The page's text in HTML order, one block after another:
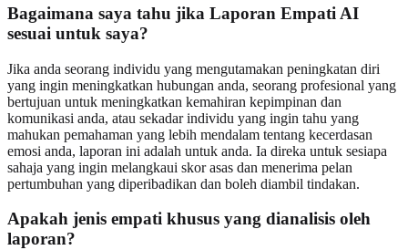
Bagaimana saya tahu jika Laporan Empati AI
sesuai untuk saya?
Jika anda seorang individu yang mengutamakan peningkatan diri
yang ingin meningkatkan hubungan anda, seorang profesional yang
bertujuan untuk meningkatkan kemahiran kepimpinan dan
komunikasi anda, atau sekadar individu yang ingin tahu yang
mahukan pemahaman yang lebih mendalam tentang kecerdasan
emosi anda, laporan ini adalah untuk anda. Ia direka untuk sesiapa
sahaja yang ingin melangkaui skor asas dan menerima pelan
pertumbuhan yang diperibadikan dan boleh diambil tindakan.
Apakah jenis empati khusus yang dianalisis oleh
laporan?